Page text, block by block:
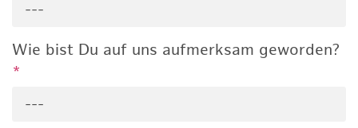
---
Wie bist Du auf uns aufmerksam geworden?
*
---